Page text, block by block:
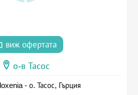
виж офертата
о-в Тасос
- о. Тасос, Гърция